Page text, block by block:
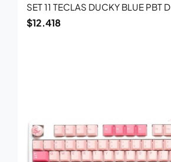
SET 11 TECLAS DUCKY BLUE PBT D
$12.418